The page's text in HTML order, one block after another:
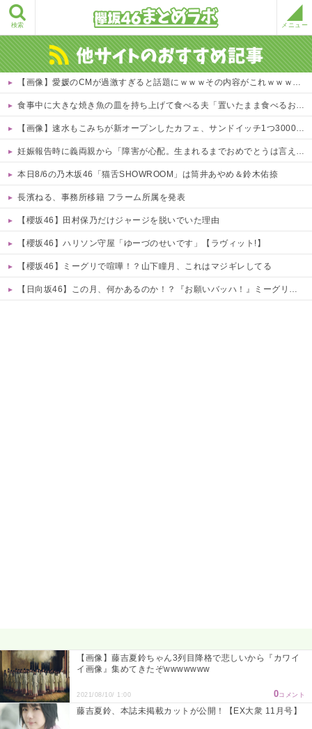
検索 メニュー
【画像】愛媛のCMが過激すぎると話題にｗｗｗその内容がこれｗｗｗｗ 他
食事中に大きな焼き魚の皿を持ち上げて食べる夫「置いたまま食べるお前は品がない！」→義母から受けた謎のしつけを盲信する旦那の主張がこちら ←大きな皿を持ち上げる方が行儀悪いぞｗ
【画像】速水もこみちが新オープンしたカフェ、サンドイッチ1つ3000円←コレは妥当だと思う？？？？？？
妊娠報告時に義両親から「障害が心配。生まれるまでおめでとうは言えない」と言われた日の不快感が一生許せない！何事もなかったかのように孫フィーバーしてるし
本日8/6の乃木坂46「猫舌SHOWROOM」は筒井あやめ＆鈴木佑捺
長濱ねる、事務所移籍 フラーム所属を発表
【櫻坂46】田村保乃だけジャージを脱いでいた理由
【櫻坂46】ハリソン守屋「ゆーづのせいです」【ラヴィット!】
【櫻坂46】ミーグリで喧嘩！？山下瞳月、これはマジギレしてる
【日向坂46】この月、何かあるのか！？『お願いバッハ！』ミーグリ日程がこちら
【画像】藤吉夏鈴ちゃん3列目降格で悲しいから『カワイ
イ画像』集めてきたぞwwwwwww
2021/08/10/ 1:00 0コメント
藤吉夏鈴、本誌未掲載カットが公開！【EX大衆 11月号】